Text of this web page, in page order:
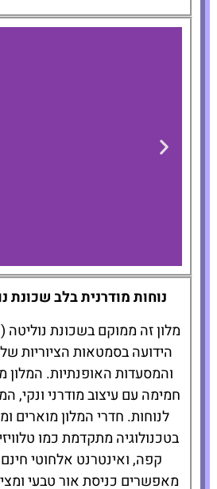
NobleDEN Hotel
להזמנת
המלון לחצו
כאן
נוחות מודרנית בלב שכונת
הידועה בסמטאות הציוריות
והמסעדות האופנתיות. המלון
חמימה עם עיצוב מודרני ונקי,
לנוחות. חדרי המלון מוארים
בטכנולוגיה מתקדמת כמו
קפה, ואינטרנט אלחוטי
מאפשרים כניסת אור טבעי